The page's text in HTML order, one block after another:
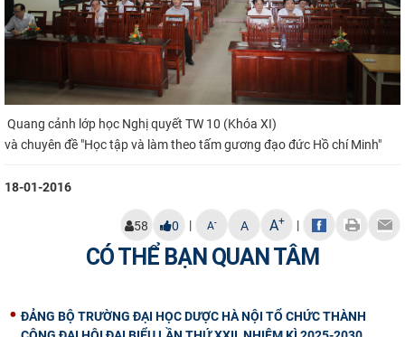
Quang cảnh lớp học Nghị quyết TW 10 (Khóa XI)
và chuyên đề "Học tập và làm theo tấm gương đạo đức Hồ chí Minh"
18-01-2016
58 0 | A- A A+ |
CÓ THỂ BẠN QUAN TÂM
ĐẢNG BỘ TRƯỜNG ĐẠI HỌC DƯỢC HÀ NỘI TỔ CHỨC THÀNH